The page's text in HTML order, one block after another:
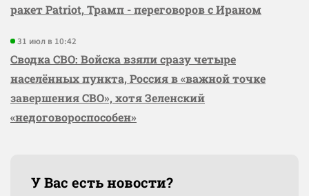
ракет Patriot, Трамп - переговоров с Ираном
31 июл в 10:42
Сводка СВО: Войска взяли сразу четыре
населённых пункта, Россия в «важной точке
завершения СВО», хотя Зеленский
«недоговороспособен»
У Вас есть новости?